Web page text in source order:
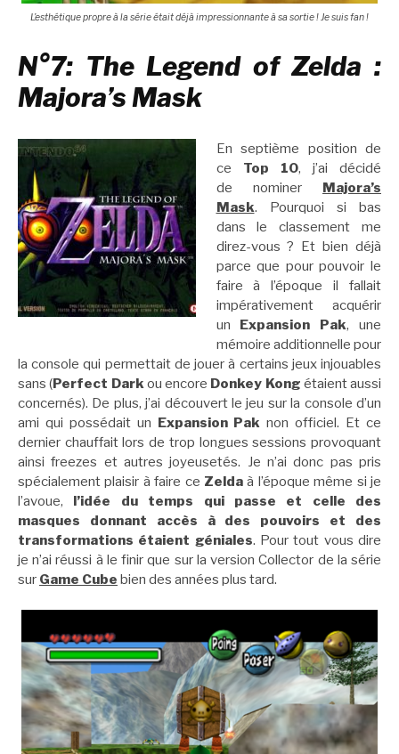
L’esthétique propre à la série était déjà impressionnante à sa sortie ! Je suis fan !
N°7: The Legend of Zelda :
Majora’s Mask
En septième position de
ce Top 10, j’ai décidé
de nominer Majora’s
Mask. Pourquoi si bas
dans le classement me
direz-vous ? Et bien déjà
parce que pour pouvoir le
faire à l’époque il fallait
impérativement acquérir
un Expansion Pak, une
mémoire additionnelle pour
la console qui permettait de jouer à certains jeux injouables
sans (Perfect Darkou encore Donkey Kong étaient aussi
concernés). De plus, j’ai découvert le jeu sur la console d’un
ami qui possédait un Expansion Paknon officiel. Et ce
dernier chauffait lors de trop longues sessions provoquant
ainsi freezes et autres joyeusetés. Je n’ai donc pas pris
spécialement plaisir à faire ce Zeldaà l’époque même si je
l’avoue, l’idée du temps qui passe et celle des
masques donnant accès à des pouvoirs et des
transformations étaient géniales. Pour tout vous dire
je n’ai réussi à le finir que sur la version Collector de la série
sur Game Cube bien des années plus tard.